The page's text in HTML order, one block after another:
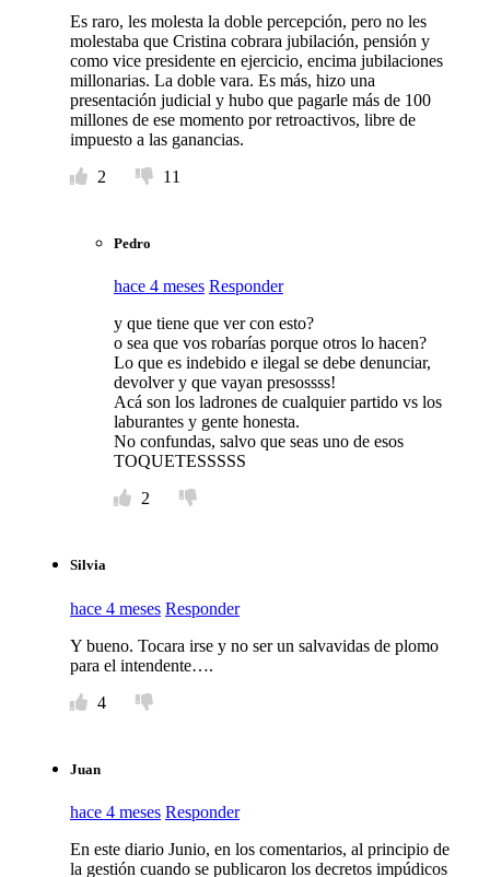
Es raro, les molesta la doble percepción, pero no les
molestaba que Cristina cobrara jubilación, pensión y
como vice presidente en ejercicio, encima jubilaciones
millonarias. La doble vara. Es más, hizo una
presentación judicial y hubo que pagarle más de 100
millones de ese momento por retroactivos, libre de
impuesto a las ganancias.
2
11
Pedro
hace 4 meses Responder
y que tiene que ver con esto?
o sea que vos robarías porque otros lo hacen?
Lo que es indebido e ilegal se debe denunciar,
devolver y que vayan presossss!
Acá son los ladrones de cualquier partido vs los
laburantes y gente honesta.
No confundas, salvo que seas uno de esos
TOQUETESSSSS
2
Silvia
hace 4 meses Responder
Y bueno. Tocara irse y no ser un salvavidas de plomo
para el intendente….
4
Juan
hace 4 meses Responder
En este diario Junio, en los comentarios, al principio de
la gestión cuando se publicaron los decretos impúdicos